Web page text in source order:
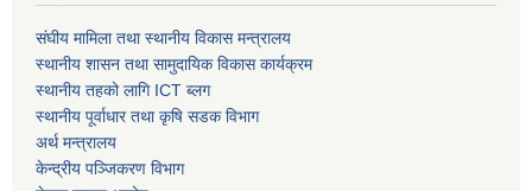
संघीय मामिला तथा स्थानीय विकास मन्त्रालय
स्थानीय शासन तथा सामुदायिक विकास कार्यक्रम
स्थानीय तहको लागि ICT ब्लग
स्थानीय पूर्वाधार तथा कृषि सडक विभाग
अर्थ मन्त्रालय
केन्द्रीय पञ्जिकरण विभाग